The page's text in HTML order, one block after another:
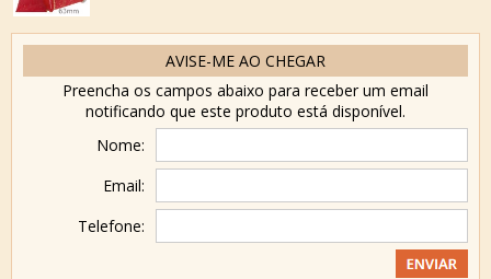
AVISE-ME AO CHEGAR
Preencha os campos abaixo para receber um email
notificando que este produto está disponível.
Nome:
Email:
Telefone: